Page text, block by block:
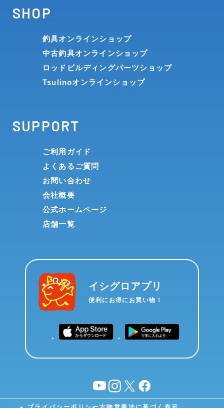
SHOP
釣具オンラインショップ
中古釣具オンラインショップ
ロッドビルディングパーツショップ
Tsulinoオンラインショップ
SUPPORT
ご利用ガイド
よくあるご質問
お問い合わせ
会社概要
公式ホームページ
店舗一覧
イシグロアプリ
便利にお得にお買い物！
YouTubeinstagram
X facebook